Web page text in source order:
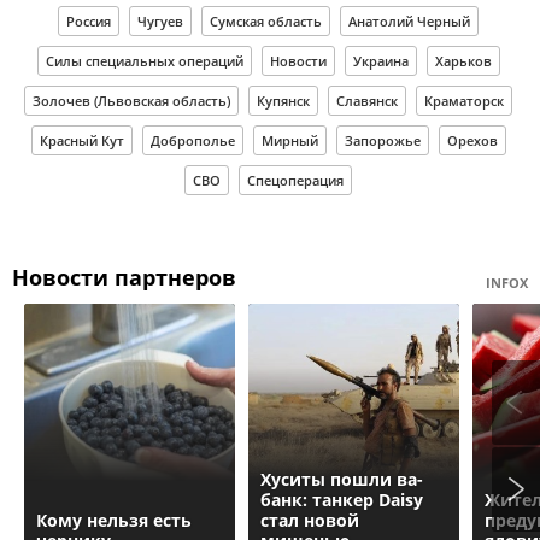
Россия Чугуев Сумская область Анатолий Черный
Силы специальных операций Новости Украина Харьков
Золочев (Львовская область) Купянск Славянск Краматорск
Красный Кут Доброполье Мирный Запорожье Орехов
СВО Спецоперация
Новости партнеров INFOX
Кому нельзя есть
Хуситы пошли ва-
банк: танкер Daisy
стал новой